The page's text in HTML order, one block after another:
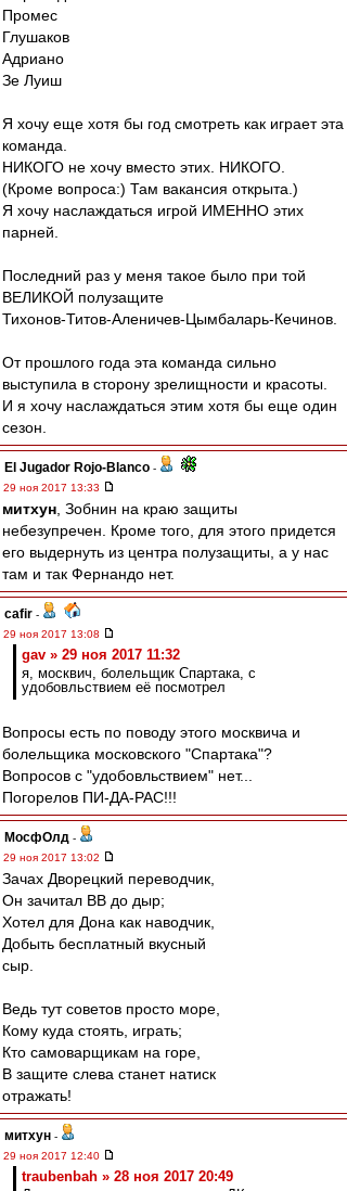
Промес
Глушаков
Адриано
Зе Луиш
Я хочу еще хотя бы год смотреть как играет эта
команда.
НИКОГО не хочу вместо этих. НИКОГО.
(Кроме вопроса:) Там вакансия открыта.)
Я хочу наслаждаться игрой ИМЕННО этих
парней.
Последний раз у меня такое было при той
ВЕЛИКОЙ полузащите
Тихонов-Титов-Аленичев-Цымбаларь-Кечинов.
От прошлого года эта команда сильно
выступила в сторону зрелищности и красоты.
И я хочу наслаждаться этим хотя бы еще один
сезон.
El Jugador Rojo-Blanco -
29 ноя 2017 13:33
митхун , Зобнин на краю защиты
небезупречен. Кроме того, для этого придется
его выдернуть из центра полузащиты, а у нас
там и так Фернандо нет.
cafir -
29 ноя 2017 13:08
gav » 29 ноя 2017 11:32
я, москвич, болельщик Спартака, с
удобовльствием её посмотрел
Вопросы есть по поводу этого москвича и
болельщика московского "Спартака"?
Вопросов с "удобовльствием" нет...
Погорелов ПИ-ДА-РАС!!!
МосфОлд -
29 ноя 2017 13:02
Зачах Дворецкий переводчик,
Он зачитал ВВ до дыр;
Хотел для Дона как наводчик,
Добыть бесплатный вкусный
сыр.
Ведь тут советов просто море,
Кому куда стоять, играть;
Кто самоварщикам на горе,
В защите слева станет натиск
отражать!
митхун -
29 ноя 2017 12:40
traubenbah » 28 ноя 2017 20:49